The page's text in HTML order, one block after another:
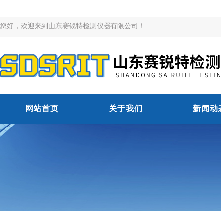
您好，欢迎来到山东赛锐特检测仪器有限公司！
网站首页 关于我们 新闻动